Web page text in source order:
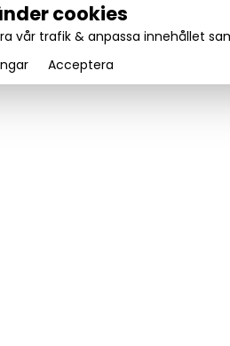
cookies
vår trafik & anpassa innehållet
Acceptera